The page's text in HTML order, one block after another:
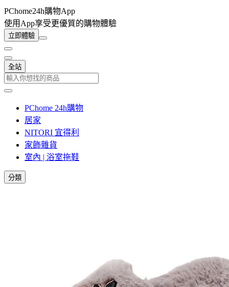
PChome24h購物App
使用App享受更優質的購物體驗
立即體驗
全站
PChome 24h購物
居家
NITORI 宜得利
家飾雜貨
室內 | 浴室拖鞋
分類